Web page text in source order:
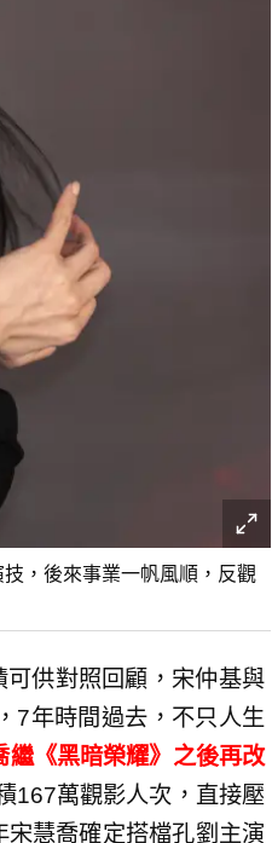
，後來事業一帆風順，反觀
供對照回顧，宋仲基與
7年時間過去，不只人生
繼《黑暗榮耀》之後再改
167萬觀影人次，直接壓
慧喬確定搭檔孔劉主演